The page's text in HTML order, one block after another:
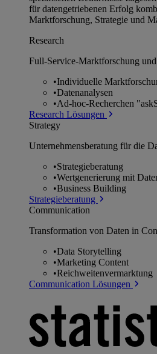
für datengetriebenen Erfolg
Marktforschung, Strategie und
Research
Full-Service-Marktforschung
•Individuelle
•Datenanalysen
•Ad-hoc-Recherchen
Research Lösungen
Strategy
Unternehmens­beratung für die
•Strategieberatung
•Wertgenerierung mit
•Business Building
Strategieberatung
Communication
Transformation von Daten in
•Data Storytelling
•Marketing Content
•Reichweitenvermarktung
Communication Lösungen